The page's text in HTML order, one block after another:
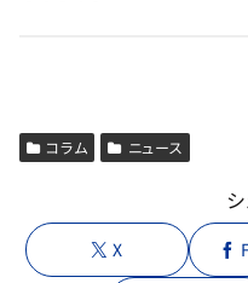
コラム ニュース
X